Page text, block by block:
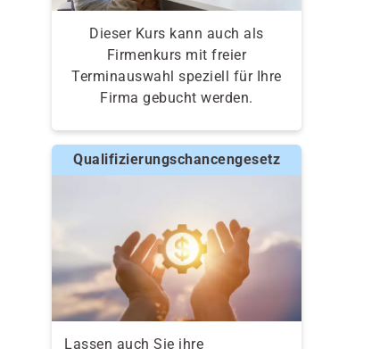
Dieser Kurs kann auch als
Firmenkurs mit freier
Terminauswahl speziell für Ihre
Firma gebucht werden.
Qualifizierungschancengesetz
Lassen auch Sie ihre